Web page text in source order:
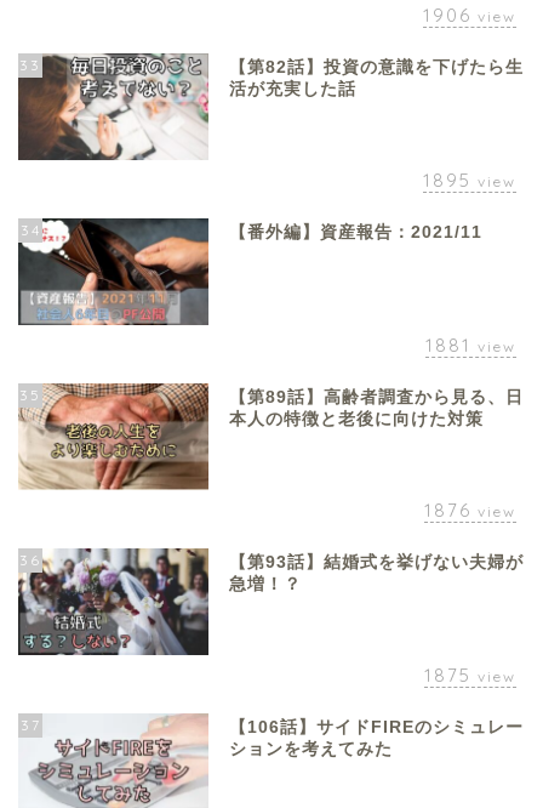
1906 view
33
【第82話】投資の意識を下げたら生
活が充実した話
1895 view
34 【番外編】資産報告：2021/11
1881 view
35
【第89話】高齢者調査から見る、日
本人の特徴と老後に向けた対策
1876 view
36
【第93話】結婚式を挙げない夫婦が
急増！？
1875 view
37
【106話】サイドFIREのシミュレー
ションを考えてみた